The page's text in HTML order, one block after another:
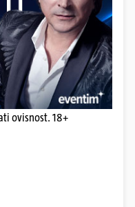
ovisnost. 18+